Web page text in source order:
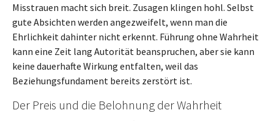
Misstrauen macht sich breit. Zusagen klingen hohl. Selbst
gute Absichten werden angezweifelt, wenn man die
Ehrlichkeit dahinter nicht erkennt. Führung ohne Wahrheit
kann eine Zeit lang Autorität beanspruchen, aber sie kann
keine dauerhafte Wirkung entfalten, weil das
Beziehungsfundament bereits zerstört ist.
Der Preis und die Belohnung der Wahrheit